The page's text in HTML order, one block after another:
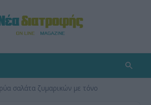
σαλάτα ζυμαρικών με τόνο